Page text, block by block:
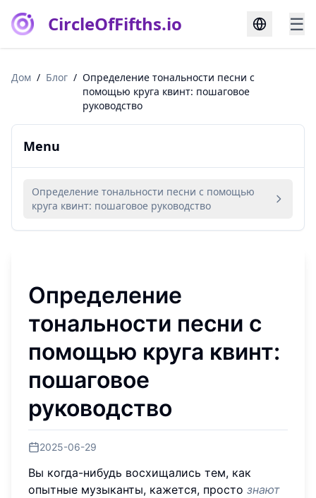
CircleOfFifths.io ☰
Дом / Блог / Определение тональности песни с
помощью круга квинт: пошаговое
руководство
Menu
Определение тональности песни с помощью
круга квинт: пошаговое руководство
Определение
тональности песни с
помощью круга квинт:
пошаговое
руководство
2025-06-29
Вы когда-нибудь восхищались тем, как
опытные музыканты, кажется, просто знают